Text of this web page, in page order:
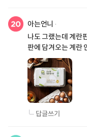
아는언니
나도 그랬는데 계란
판에 담겨오는 계란
답글쓰기